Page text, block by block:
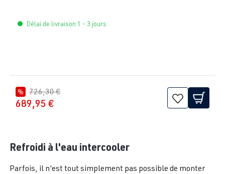
Délai de livraison 1 - 3 jours
% 726,30 €
689,95 €
Refroidi à l'eau intercooler
Parfois, il n'est tout simplement pas possible de monter